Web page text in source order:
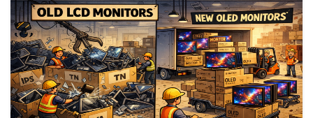
НОВОСТИ
САЙТОСТРОЕНИЕ
РЕМОНТ И СОВЕТЫ
ИНТЕРНЕТ И СВЯЗЬ